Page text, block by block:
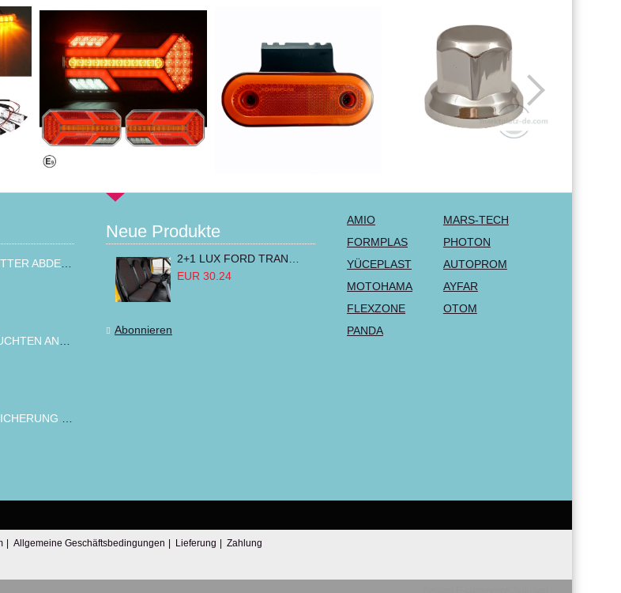
LKW RADMUTTER ABDECKKAPPEN SECHSKANT KAPPEN FELGEN BOLZENABDECKUNGEN CHROM 32MM
Neue Produkte
EUR 30.24
Abonnieren
AMIO
MARS-TECH
FORMPLAS
PHOTON
YÜCEPLAST
AUTOPROM
MOTOHAMA
AYFAR
FLEXZONE
OTOM
PANDA
| Allgemeine Geschäftsbedingungen | Lieferung | Zahlung